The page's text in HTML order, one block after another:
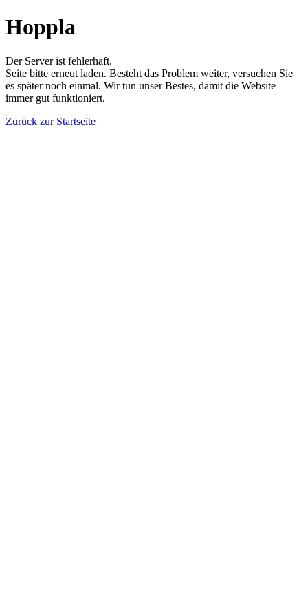
Hoppla
Der Server ist fehlerhaft.
Seite bitte erneut laden. Besteht das Problem weiter, versuchen Sie
es später noch einmal. Wir tun unser Bestes, damit die Website
immer gut funktioniert.
Zurück zur Startseite